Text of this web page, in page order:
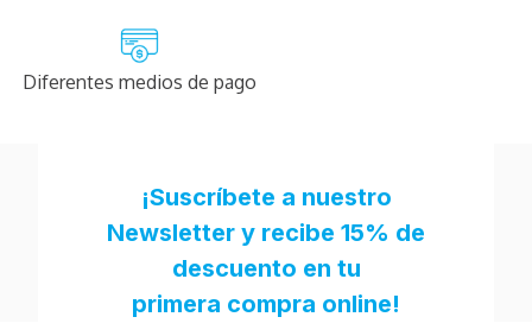
Diferentes medios de pago